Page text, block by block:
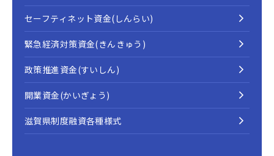
セーフティネット資金(しんらい)
緊急経済対策資金(きんきゅう)
政策推進資金(すいしん)
開業資金(かいぎょう)
滋賀県制度融資各種様式